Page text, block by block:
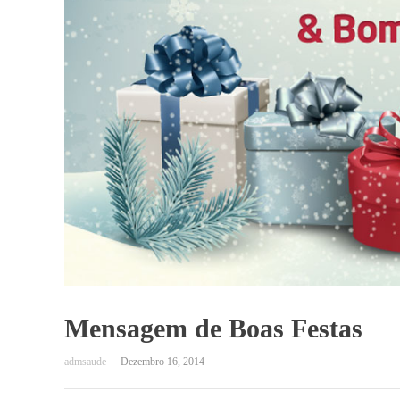
Mensagem de Boas Festas
Dezembro 16, 2014